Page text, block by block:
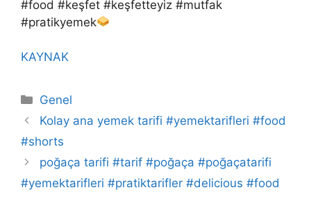
#food #keşfet #keşfetteyiz #mutfak
#pratikyemek
KAYNAK
Kategoriler
Genel
Kolay ana yemek tarifi #yemektarifleri #food
#shorts
poğaça tarifi #tarif #poğaça #poğaçatarifi
#yemektarifleri #pratiktarifler #delicious #food